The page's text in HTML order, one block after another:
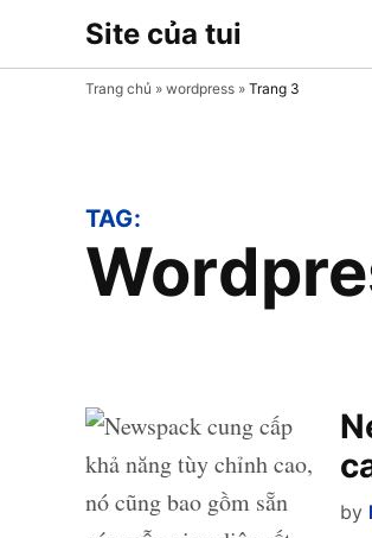
Site của tui
Chia sẻ thủ
thuật, mẹo
sử dụng
Plugin và
Trang chủ » wordpress » Trang 3
TAG:
by